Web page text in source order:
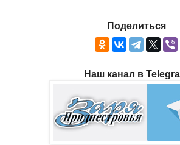
Поделиться
Наш канал в